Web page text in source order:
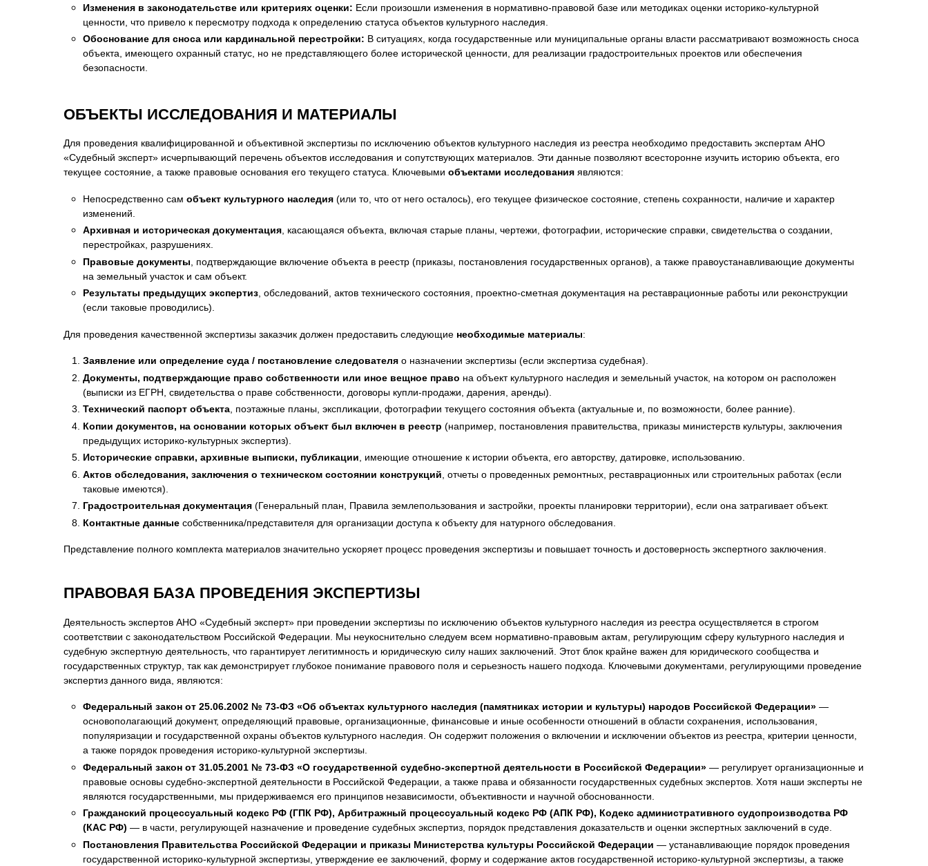
Изменения в законодательстве или критериях оценки: Если произошли изменения в нормативно-правовой базе или методиках оценки историко-культурной
ценности, что привело к пересмотру подхода к определению статуса объектов культурного наследия.
Обоснование для сноса или кардинальной перестройки: В ситуациях, когда государственные или муниципальные органы власти рассматривают возможность сноса
объекта, имеющего охранный статус, но не представляющего более исторической ценности, для реализации градостроительных проектов или обеспечения
безопасности.
ОБЪЕКТЫ ИССЛЕДОВАНИЯ И МАТЕРИАЛЫ
Для проведения квалифицированной и объективной экспертизы по исключению объектов культурного наследия из реестра необходимо предоставить экспертам АНО
«Судебный эксперт» исчерпывающий перечень объектов исследования и сопутствующих материалов. Эти данные позволяют всесторонне изучить историю объекта, его
текущее состояние, а также правовые основания его текущего статуса. Ключевыми объектами исследования являются:
Непосредственно сам объект культурного наследия (или то, что от него осталось), его текущее физическое состояние, степень сохранности, наличие и характер
изменений.
Архивная и историческая документация, касающаяся объекта, включая старые планы, чертежи, фотографии, исторические справки, свидетельства о создании,
перестройках, разрушениях.
Правовые документы, подтверждающие включение объекта в реестр (приказы, постановления государственных органов), а также правоустанавливающие документы
на земельный участок и сам объект.
Результаты предыдущих экспертиз, обследований, актов технического состояния, проектно-сметная документация на реставрационные работы или реконструкции
(если таковые проводились).
Для проведения качественной экспертизы заказчик должен предоставить следующие необходимые материалы:
Заявление или определение суда / постановление следователя о назначении экспертизы (если экспертиза судебная).
Документы, подтверждающие право собственности или иное вещное право на объект культурного наследия и земельный участок, на котором он расположен
(выписки из ЕГРН, свидетельства о праве собственности, договоры купли-продажи, дарения, аренды).
Технический паспорт объекта, поэтажные планы, экспликации, фотографии текущего состояния объекта (актуальные и, по возможности, более ранние).
Копии документов, на основании которых объект был включен в реестр (например, постановления правительства, приказы министерств культуры, заключения
предыдущих историко-культурных экспертиз).
Исторические справки, архивные выписки, публикации, имеющие отношение к истории объекта, его авторству, датировке, использованию.
Актов обследования, заключения о техническом состоянии конструкций, отчеты о проведенных ремонтных, реставрационных или строительных работах (если
таковые имеются).
Градостроительная документация (Генеральный план, Правила землепользования и застройки, проекты планировки территории), если она затрагивает объект.
Контактные данные собственника/представителя для организации доступа к объекту для натурного обследования.
Представление полного комплекта материалов значительно ускоряет процесс проведения экспертизы и повышает точность и достоверность экспертного заключения.
ПРАВОВАЯ БАЗА ПРОВЕДЕНИЯ ЭКСПЕРТИЗЫ
Деятельность экспертов АНО «Судебный эксперт» при проведении экспертизы по исключению объектов культурного наследия из реестра осуществляется в строгом
соответствии с законодательством Российской Федерации. Мы неукоснительно следуем всем нормативно-правовым актам, регулирующим сферу культурного наследия и
судебную экспертную деятельность, что гарантирует легитимность и юридическую силу наших заключений. Этот блок крайне важен для юридического сообщества и
государственных структур, так как демонстрирует глубокое понимание правового поля и серьезность нашего подхода. Ключевыми документами, регулирующими проведение
экспертиз данного вида, являются:
Федеральный закон от 25.06.2002 № 73-ФЗ «Об объектах культурного наследия (памятниках истории и культуры) народов Российской Федерации» —
основополагающий документ, определяющий правовые, организационные, финансовые и иные особенности отношений в области сохранения, использования,
популяризации и государственной охраны объектов культурного наследия. Он содержит положения о включении и исключении объектов из реестра, критерии ценности,
а также порядок проведения историко-культурной экспертизы.
Федеральный закон от 31.05.2001 № 73-ФЗ «О государственной судебно-экспертной деятельности в Российской Федерации» — регулирует организационные и
правовые основы судебно-экспертной деятельности в Российской Федерации, а также права и обязанности государственных судебных экспертов. Хотя наши эксперты не
являются государственными, мы придерживаемся его принципов независимости, объективности и научной обоснованности.
Гражданский процессуальный кодекс РФ (ГПК РФ), Арбитражный процессуальный кодекс РФ (АПК РФ), Кодекс административного судопроизводства РФ
(КАС РФ) — в части, регулирующей назначение и проведение судебных экспертиз, порядок представления доказательств и оценки экспертных заключений в суде.
Постановления Правительства Российской Федерации и приказы Министерства культуры Российской Федерации — устанавливающие порядок проведения
государственной историко-культурной экспертизы, утверждение ее заключений, форму и содержание актов государственной историко-культурной экспертизы, а также